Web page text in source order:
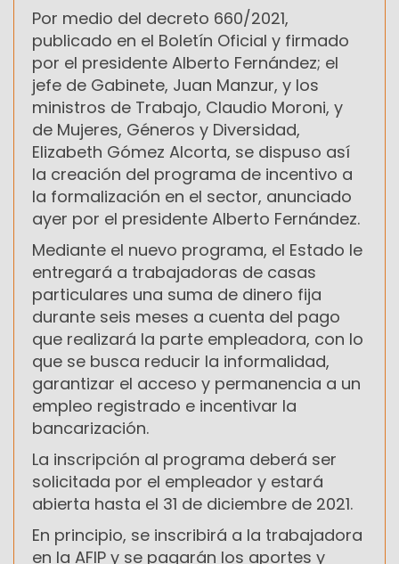
Por medio del decreto 660/2021,
publicado en el Boletín Oficial y firmado
por el presidente Alberto Fernández; el
jefe de Gabinete, Juan Manzur, y los
ministros de Trabajo, Claudio Moroni, y
de Mujeres, Géneros y Diversidad,
Elizabeth Gómez Alcorta, se dispuso así
la creación del programa de incentivo a
la formalización en el sector, anunciado
ayer por el presidente Alberto Fernández.
Mediante el nuevo programa, el Estado le
entregará a trabajadoras de casas
particulares una suma de dinero fija
durante seis meses a cuenta del pago
que realizará la parte empleadora, con lo
que se busca reducir la informalidad,
garantizar el acceso y permanencia a un
empleo registrado e incentivar la
bancarización.
La inscripción al programa deberá ser
solicitada por el empleador y estará
abierta hasta el 31 de diciembre de 2021.
En principio, se inscribirá a la trabajadora
en la AFIP y se pagarán los aportes y